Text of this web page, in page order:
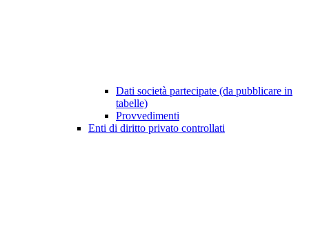
Dati società partecipate (da pubblicare in
tabelle)
Provvedimenti
Enti di diritto privato controllati